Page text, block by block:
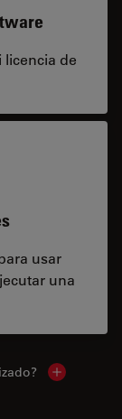
de
usar
una
Show local